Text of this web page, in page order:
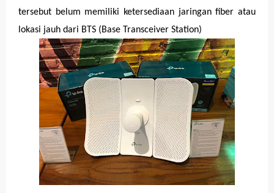
tersebut belum memiliki ketersediaan jaringan fiber atau
lokasi jauh dari BTS (Base Transceiver Station)